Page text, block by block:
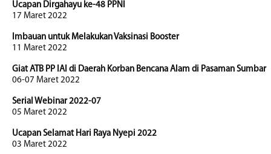
Ucapan Dirgahayu ke-48 PPNI
17 Maret 2022
Imbauan untuk Melakukan Vaksinasi Booster
11 Maret 2022
Giat ATB PP IAI di Daerah Korban Bencana Alam di Pasaman Sumbar
06-07 Maret 2022
Serial Webinar 2022-07
05 Maret 2022
Ucapan Selamat Hari Raya Nyepi 2022
03 Maret 2022